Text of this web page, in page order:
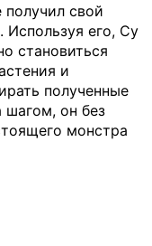
свой
его, Су
становиться
и
полученные
шагом, он без
монстра